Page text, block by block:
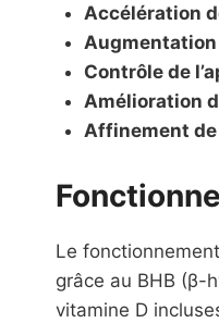
Accélération
Augmentation
Contrôle de
Amélioration
Affinement
Le
grâce au BHB (β-
vitamine D